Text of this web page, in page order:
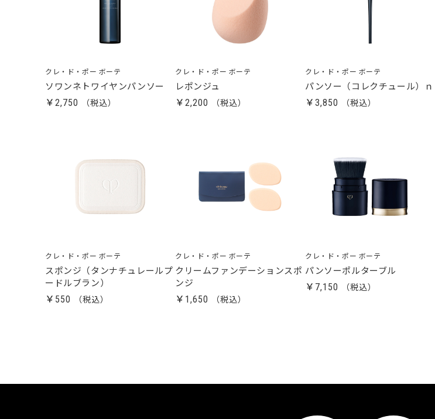
クレ・ド・ポー ボーテ
ソワンネトワイヤンパンソー
￥2,750
クレ・ド・ポー ボーテ
レポンジュ
￥2,200
クレ・ド・ポー ボーテ
パンソー（コレクチュール）ｎ
￥3,850
クレ・ド・ポー ボーテ
スポンジ（タンナチュレールプ
ードルブラン）
￥550
クレ・ド・ポー ボーテ
クリームファンデーションスポ
ンジ
￥1,650
クレ・ド・ポー ボーテ
パンソーポルターブル
￥7,150